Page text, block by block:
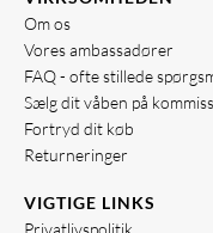
Om os
Vores ambassadører
FAQ - ofte stillede
Sælg dit våben på
Fortryd dit køb
Returneringer
VIGTIGE LINKS
Privatlivspolitik